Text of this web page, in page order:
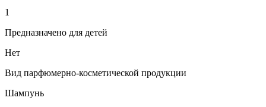
1
Предназначено для детей
Нет
Вид парфюмерно-косметической продукции
Шампунь